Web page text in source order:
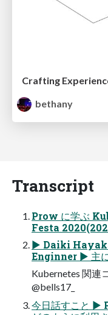
Crafting
bethany
Transcript
Prow に学ぶ
Festa
▶ Daiki
Enginner ▶ 主
Kubernetes 関連
@bells17_
今⽇話すこと ▶